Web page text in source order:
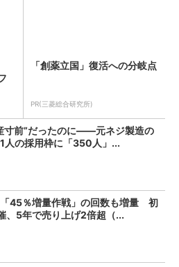
「創薬立国」復活への分岐点
PR(三菱総合研究所)
寸前”だったのに――元ネジ製造の
人の採用枠に「350人」...
45％増量作戦」の回数も増量 初
、5年で売り上げ2倍超（...